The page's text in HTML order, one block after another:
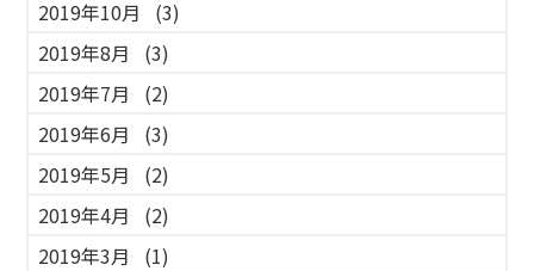
2019年10月
(3)
2019年8月
(3)
2019年7月
(2)
2019年6月
(3)
2019年5月
(2)
2019年4月
(2)
2019年3月
(1)